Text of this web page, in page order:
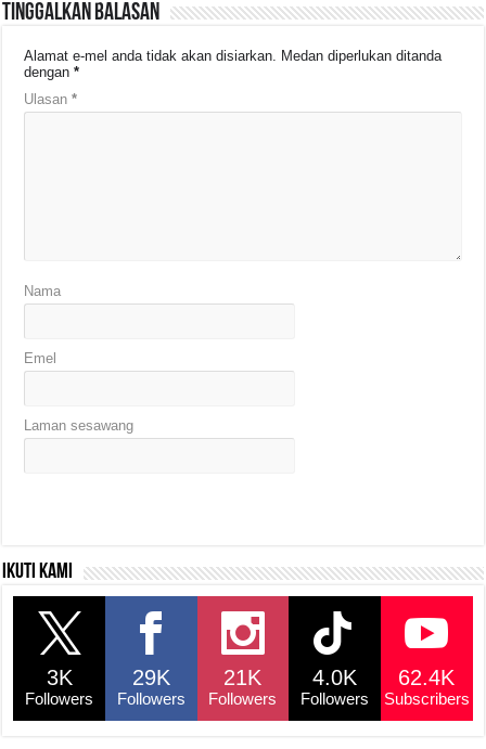
Tinggalkan Balasan
Alamat e-mel anda tidak akan disiarkan. Medan diperlukan ditanda
dengan*
Ulasan*
Nama
Emel
Laman sesawang
Ikuti kami
3K
Followers
29K
Followers
21K
Followers
4.0K
Followers
62.4K
Subscribers